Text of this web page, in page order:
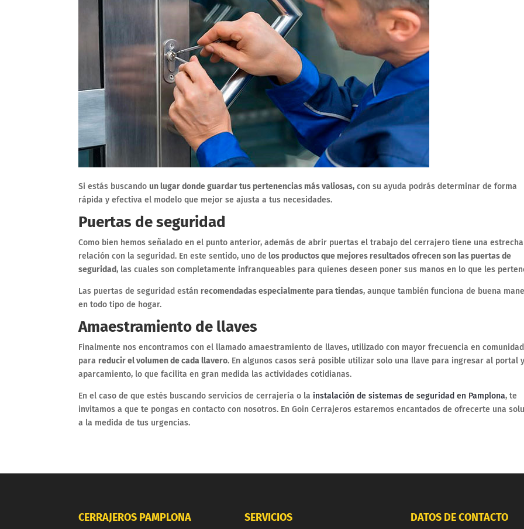
Si estás buscandoun lugar donde guardar tus pertenencias más valiosas, con su ayuda podrás determinar de forma
rápida y efectiva el modelo que mejor se ajusta a tus necesidades.
Puertas de seguridad
Como bien hemos señalado en el punto anterior, además de abrir puertas el trabajo del cerrajero tiene una estrecha
relación con la seguridad. En este sentido, uno de los productos que mejores resultados ofrecen son las puertas de
seguridad, las cuales son completamente infranqueables para quienes deseen poner sus manos en lo que les
Las puertas de seguridad están recomendadas especialmente para tiendas, aunque también funciona de buena
en todo tipo de hogar.
Amaestramiento de llaves
Finalmente nos encontramos con el llamado amaestramiento de llaves, utilizado con mayor frecuencia en
para reducir el volumen de cada llavero. En algunos casos será posible utilizar solo una llave para ingresar al portal
aparcamiento, lo que facilita en gran medida las actividades cotidianas.
En el caso de que estés buscando servicios de cerrajería o la instalación de sistemas de seguridad en Pamplona, te
invitamos a que te pongas en contacto con nosotros. En Goin Cerrajeros estaremos encantados de ofrecerte una
a la medida de tus urgencias.
CERRAJEROS PAMPLONA SERVICIOS DATOS DE CONTACTO